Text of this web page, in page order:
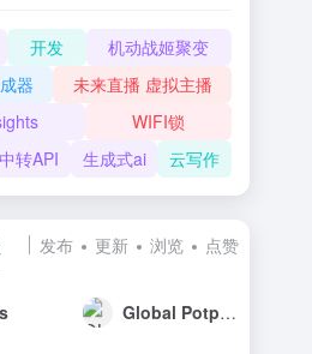
开发
机动战姬聚变
器
未来直播 虚拟主播
WIFI锁
转API
生成式ai 云写作
发布 更新 浏览 点赞
Global Potplayer